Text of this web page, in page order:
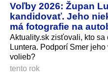
Voľby 2026: Župan
kandidovať. Jeho
má fotografie na
Aktuality.sk zisťovali, kto sa
Luntera. Podporí Smer
volieb?
tento rok